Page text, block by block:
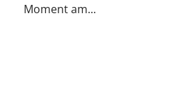
Moment am...